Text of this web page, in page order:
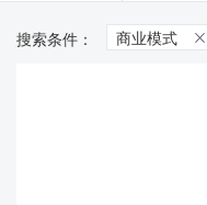
商业模式 